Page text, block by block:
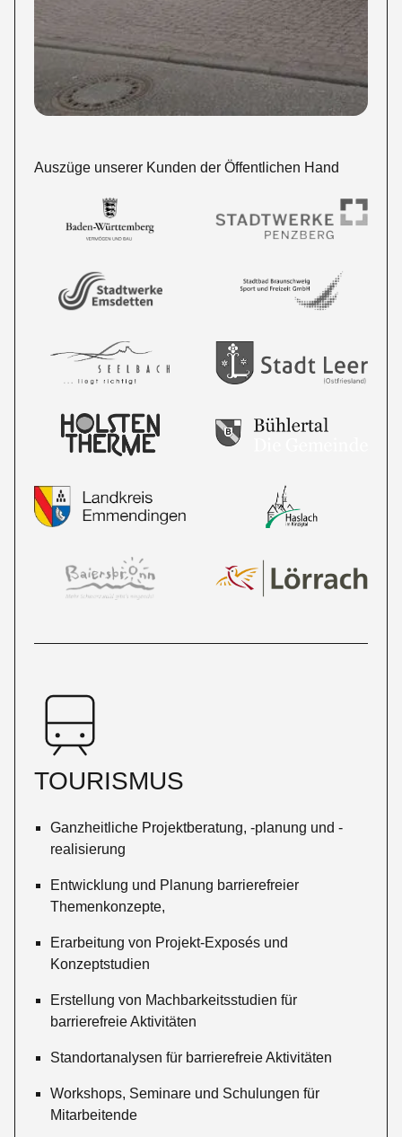
Auszüge unserer Kunden der Öffentlichen Hand
TOURISMUS
Ganzheitliche Projektberatung, -planung und -
realisierung
Entwicklung und Planung barrierefreier
Themenkonzepte,
Erarbeitung von Projekt-Exposés und
Konzeptstudien
Erstellung von Machbarkeitsstudien für
barrierefreie Aktivitäten
Standortanalysen für barrierefreie Aktivitäten
Workshops, Seminare und Schulungen für
Mitarbeitende